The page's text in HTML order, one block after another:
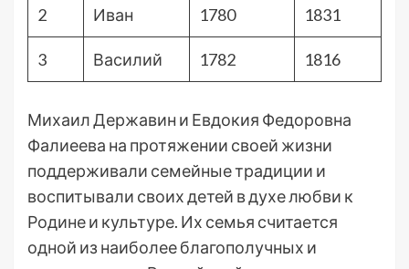
2 Иван 1780 1831
3 Василий 1782 1816
Михаил Державин и Евдокия Федоровна
Фалиеева на протяжении своей жизни
поддерживали семейные традиции и
воспитывали своих детей в духе любви к
Родине и культуре. Их семья считается
одной из наиболее благополучных и